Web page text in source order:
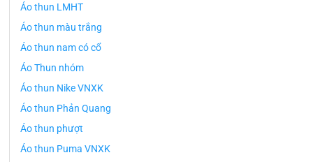
Áo thun LMHT
Áo thun màu trắng
Áo thun nam có cổ
Áo Thun nhóm
Áo thun Nike VNXK
Áo thun Phản Quang
Áo thun phượt
Áo thun Puma VNXK